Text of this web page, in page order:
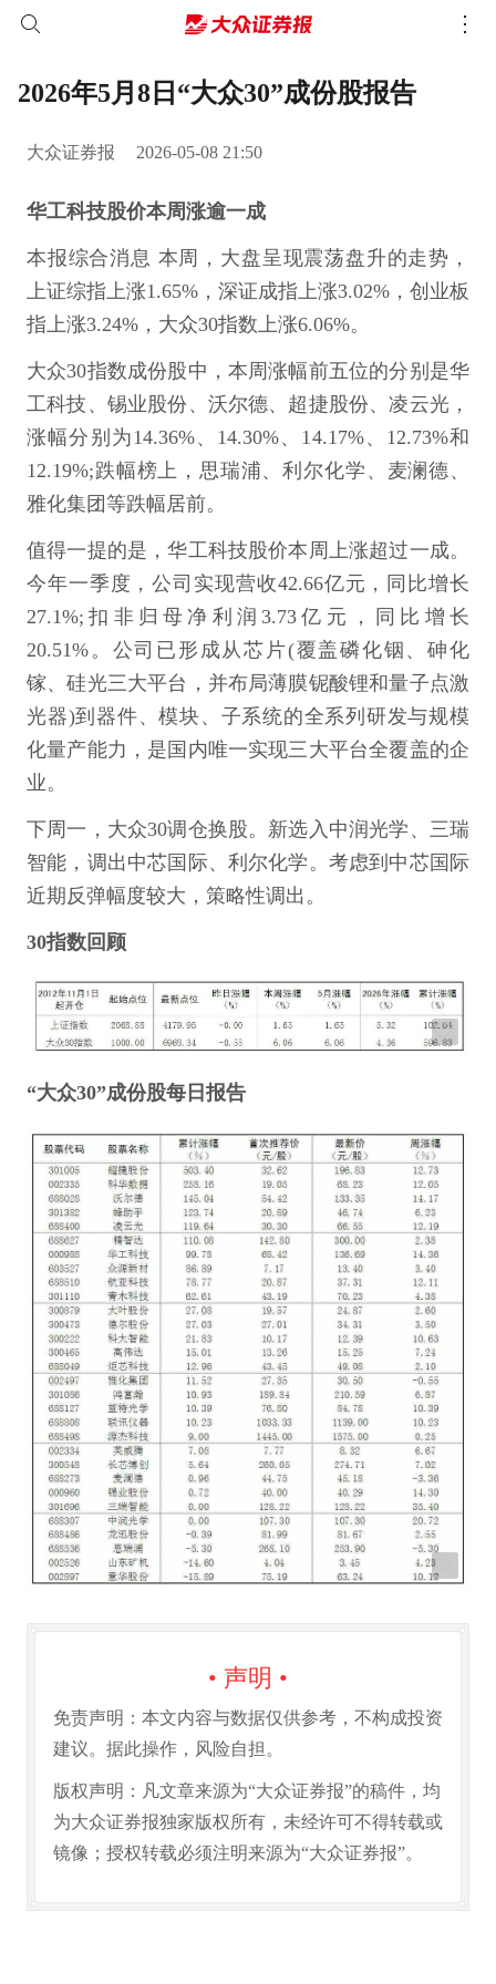
2026年5月8日“大众30”成份股报告
大众证券报 2026-05-08 21:50
华工科技股价本周涨逾一成
本报综合消息 本周，大盘呈现震荡盘升的走势，
上证综指上涨1.65%，深证成指上涨3.02%，创业板
指上涨3.24%，大众30指数上涨6.06%。
大众30指数成份股中，本周涨幅前五位的分别是华
工科技、锡业股份、沃尔德、超捷股份、凌云光，
涨幅分别为14.36%、14.30%、14.17%、12.73%和
12.19%;跌幅榜上，思瑞浦、利尔化学、麦澜德、
雅化集团等跌幅居前。
值得一提的是，华工科技股价本周上涨超过一成。
今年一季度，公司实现营收42.66亿元，同比增长
27.1%;扣非归母净利润3.73亿元，同比增长
20.51%。公司已形成从芯片(覆盖磷化铟、砷化
镓、硅光三大平台，并布局薄膜铌酸锂和量子点激
光器)到器件、模块、子系统的全系列研发与规模
化量产能力，是国内唯一实现三大平台全覆盖的企
业。
下周一，大众30调仓换股。新选入中润光学、三瑞
智能，调出中芯国际、利尔化学。考虑到中芯国际
近期反弹幅度较大，策略性调出。
30指数回顾
“大众30”成份股每日报告
• 声明 •
免责声明：本文内容与数据仅供参考，不构成投资
建议。据此操作，风险自担。
版权声明：凡文章来源为“大众证券报”的稿件，均
为大众证券报独家版权所有，未经许可不得转载或
镜像；授权转载必须注明来源为“大众证券报”。